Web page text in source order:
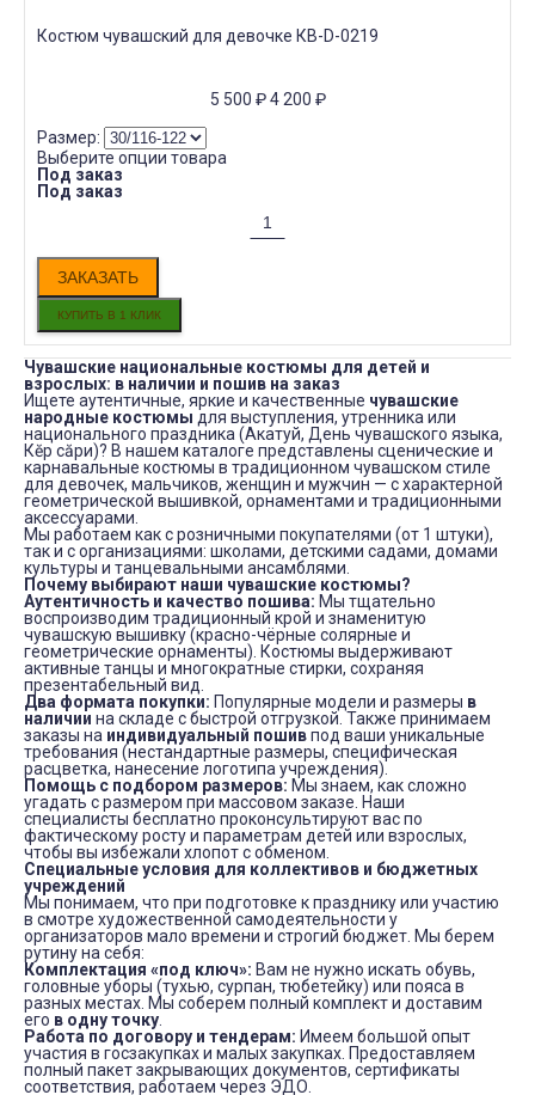
Костюм чувашский для девочке КВ-D-0219
5 500 ₽ 4 200 ₽
Размер:
Выберите опции товара
Под заказ
Под заказ
ЗАКАЗАТЬ
Чувашские национальные костюмы для детей и
взрослых: в наличии и пошив на заказ
Ищете аутентичные, яркие и качественные чувашские
народные костюмы для выступления, утренника или
национального праздника (Акатуй, День чувашского языка,
Кĕр сăри)? В нашем каталоге представлены сценические и
карнавальные костюмы в традиционном чувашском стиле
для девочек, мальчиков, женщин и мужчин — с характерной
геометрической вышивкой, орнаментами и традиционными
аксессуарами.
Мы работаем как с розничными покупателями (от 1 штуки),
так и с организациями: школами, детскими садами, домами
культуры и танцевальными ансамблями.
Почему выбирают наши чувашские костюмы?
Аутентичность и качество пошива: Мы тщательно
воспроизводим традиционный крой и знаменитую
чувашскую вышивку (красно-чёрные солярные и
геометрические орнаменты). Костюмы выдерживают
активные танцы и многократные стирки, сохраняя
презентабельный вид.
Два формата покупки: Популярные модели и размеры в
наличии на складе с быстрой отгрузкой. Также принимаем
заказы на индивидуальный пошивпод ваши уникальные
требования (нестандартные размеры, специфическая
расцветка, нанесение логотипа учреждения).
Помощь с подбором размеров: Мы знаем, как сложно
угадать с размером при массовом заказе. Наши
специалисты бесплатно проконсультируют вас по
фактическому росту и параметрам детей или взрослых,
чтобы вы избежали хлопот с обменом.
Специальные условия для коллективов и бюджетных
учреждений
Мы понимаем, что при подготовке к празднику или участию
в смотре художественной самодеятельности у
организаторов мало времени и строгий бюджет. Мы берем
рутину на себя:
Комплектация «под ключ»: Вам не нужно искать обувь,
головные уборы (тухью, сурпан, тюбетейку) или пояса в
разных местах. Мы соберем полный комплект и доставим
его в одну точку
Работа по договору и тендерам: Имеем большой опыт
участия в госзакупках и малых закупках. Предоставляем
полный пакет закрывающих документов, сертификаты
соответствия, работаем через ЭДО.